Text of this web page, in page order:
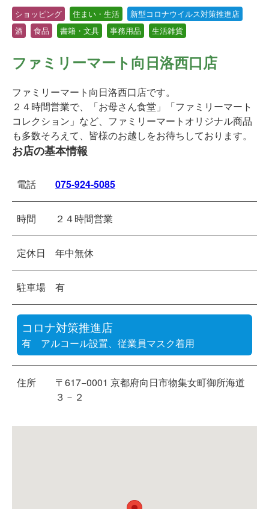
ショッピング 住まい・生活
新型コロナウイルス対策推進店
酒
食品 書籍・文具 事務用品 生活雑貨
ファミリーマート向日洛西口店
ファミリーマート向日洛西口店です。
２４時間営業で、「お母さん食堂」「ファミリーマート
コレクション」など、ファミリーマートオリジナル商品
も多数そろえて、皆様のお越しをお待ちしております。
お店の基本情報
電話 075-924-5085
時間 ２４時間営業
定休日 年中無休
駐車場 有
コロナ対策推進店
有 アルコール設置、従業員マスク着用
住所
〒617−0001 京都府向日市物集女町御所海道
３－２